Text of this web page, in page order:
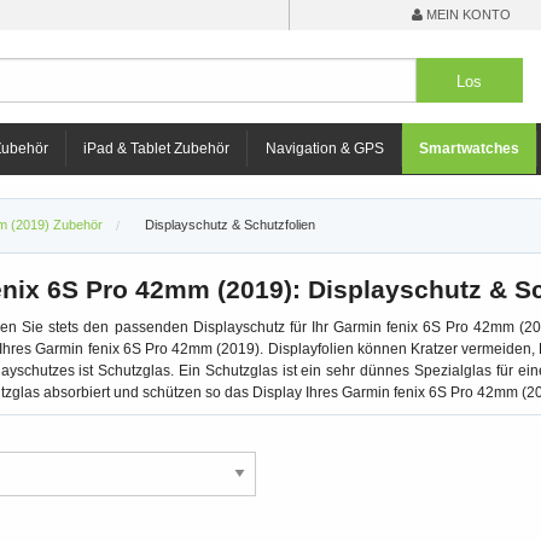
MEIN KONTO
iPad & Tablet Zubehör Navigation & GPS Smartwatches
(2019) Zubehör Displayschutz & Schutzfolien
6S Pro 42mm (2019): Displayschutz &
Sie stets den passenden Displayschutz für Ihr Garmin fenix 6S Pro 42mm
Garmin fenix 6S Pro 42mm (2019). Displayfolien können Kratzer
ist Schutzglas. Ein Schutzglas ist ein sehr dünnes Spezialglas für
absorbiert und schützen so das Display Ihres Garmin fenix 6S Pro 42mm